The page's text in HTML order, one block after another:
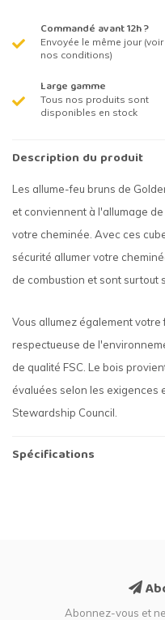
Commandé avant 12h ?
Envoyée le même jour (voir
nos conditions)
Large gamme
Tous nos produits sont
disponibles en stock
Description du produit
Les allume-feu bruns de
et conviennent à l'allumage
votre cheminée. Avec ces
sécurité allumer votre
de combustion et sont surtout
Vous allumez également
respectueuse de
de qualité FSC. Le bois
évaluées selon les exigences
Stewardship Council.
Spécifications
Abonnez-vous et